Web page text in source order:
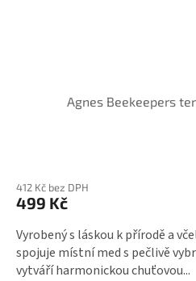
Agnes Beekeepers
412 Kč bez DPH
499 Kč
Vyrobený s láskou k přírodě a
spojuje místní med s pečlivě
vytváří harmonickou chuťovou...